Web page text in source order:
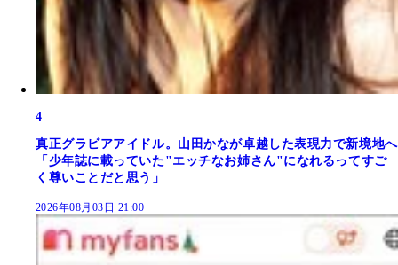
4
真正グラビアアイドル。山田かなが卓越した表現力で新境地へ
「少年誌に載っていた"エッチなお姉さん"になれるってすご
く尊いことだと思う」
2026年08月03日 21:00